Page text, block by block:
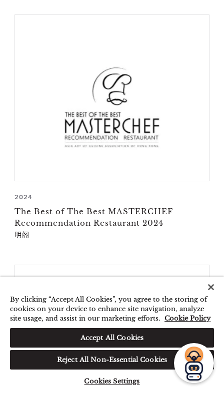
2024
The Best of The Best MASTERCHEF
Recommendation Restaurant 2024
明阁
您好，我可以帮您预订房间或
解答您的任何疑问。
By clicking “Accept All Cookies”, you agree to the storing of
cookies on your device to enhance site navigation, analyze
site usage, and assist in our marketing efforts. Cookie Policy
Accept All Cookies
Reject All Non-Essential Cookies
Cookies Settings